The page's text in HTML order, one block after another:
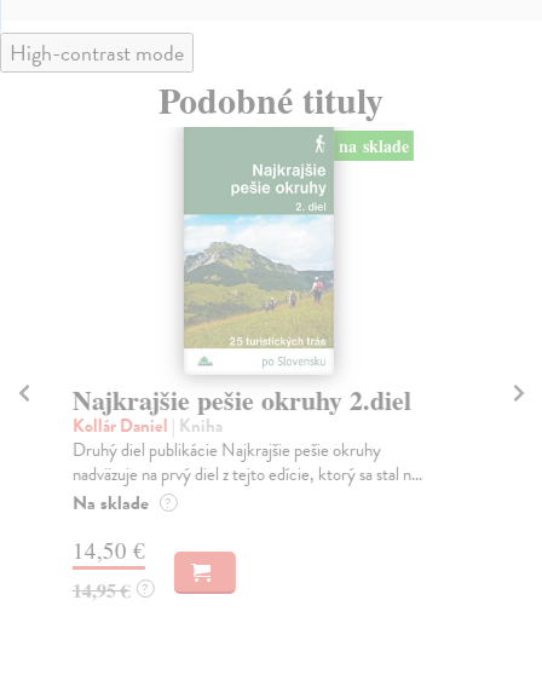
High-contrast mode
Podobné tituly
na sklade
Najkrajšie pešie okruhy 2.diel
Kollár Daniel | Kniha
Druhý diel publikácie Najkrajšie pešie okruhy
nadväzuje na prvý diel z tejto edície, ktorý sa stal n...
Na sklade ?
14,50 €
14,95 € ?